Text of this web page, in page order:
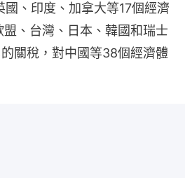
、印度、加拿大等17個經濟
、台灣、日本、韓國和瑞士
關稅，對中國等38個經濟體